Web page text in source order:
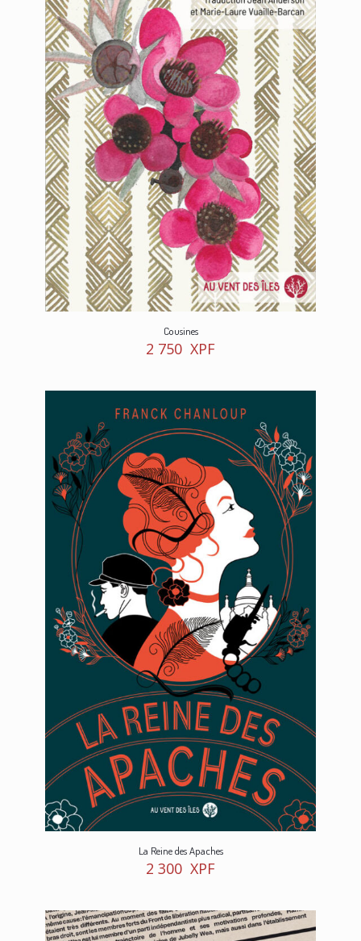
Cousines
2 750 XPF
La Reine des Apaches
2 300 XPF